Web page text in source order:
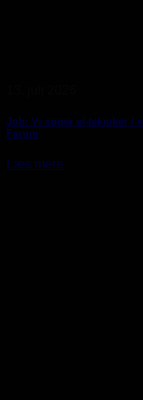
Job: Vi søger el-tekniker /
Farum
Læs mere